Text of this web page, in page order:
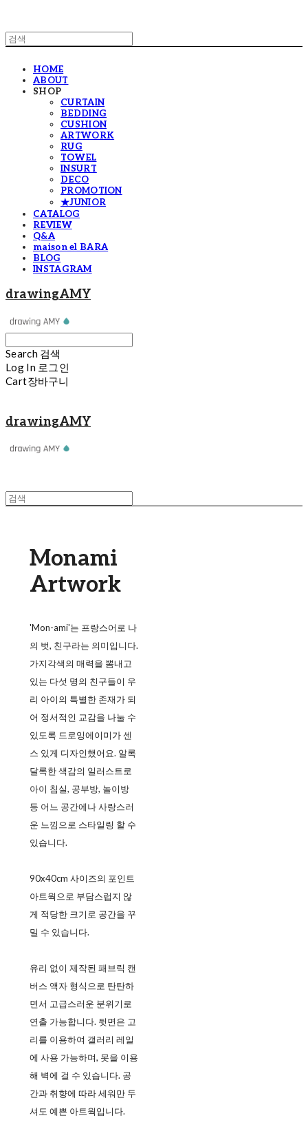
HOME
ABOUT
SHOP
CURTAIN
BEDDING
CUSHION
ARTWORK
RUG
TOWEL
INSURT
DECO
PROMOTION
★JUNIOR
CATALOG
REVIEW
Q&A
maison el BARA
BLOG
INSTAGRAM
drawingAMY
Search 검색
Log In 로그인
Cart장바구니
drawingAMY
Monami
Artwork
'Mon-ami'는 프랑스어로 나
의 벗, 친구라는 의미입니다.
가지각색의 매력을 뽐내고
있는 다섯 명의 친구들이 우
리 아이의 특별한 존재가 되
어 정서적인 교감을 나눌 수
있도록 드로잉에이미가 센
스 있게 디자인했어요. 알록
달록한 색감의 일러스트로
아이 침실, 공부방, 놀이방
등 어느 공간에나 사랑스러
운 느낌으로 스타일링 할 수
있습니다.
90x40cm 사이즈의 포인트
아트웍으로 부담스럽지 않
게 적당한 크기로 공간을 꾸
밀 수 있습니다.
유리 없이 제작된 패브릭 캔
버스 액자 형식으로 탄탄하
면서 고급스러운 분위기로
연출 가능합니다. 뒷면은 고
리를 이용하여 갤러리 레일
에 사용 가능하며, 못을 이용
해 벽에 걸 수 있습니다. 공
간과 취향에 따라 세워만 두
셔도 예쁜 아트웍입니다.